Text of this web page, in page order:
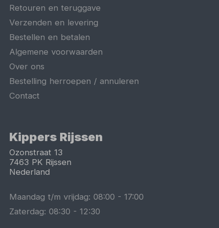
Retouren en teruggave
Verzenden en levering
Bestellen en betalen
Algemene voorwaarden
Over ons
Bestelling herroepen / annuleren
Contact
Kippers Rijssen
Ozonstraat 13
7463 PK Rijssen
Nederland
Maandag t/m vrijdag:08:00 -17:00
Zaterdag:08:30 -12:30